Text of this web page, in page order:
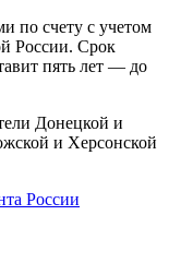
по счету с учетом
России. Срок
пять лет — до
Донецкой и
и Херсонской
России